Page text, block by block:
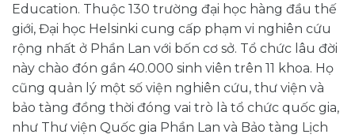
Education. Thuộc 130 trường đại học hàng đầu thế
giới, Đại học Helsinki cung cấp phạm vi nghiên cứu
rộng nhất ở Phần Lan với bốn cơ sở. Tổ chức lâu đời
này chào đón gần 40.000 sinh viên trên 11 khoa. Họ
cũng quản lý một số viện nghiên cứu, thư viện và
bảo tàng đồng thời đóng vai trò là tổ chức quốc gia,
như Thư viện Quốc gia Phần Lan và Bảo tàng Lịch